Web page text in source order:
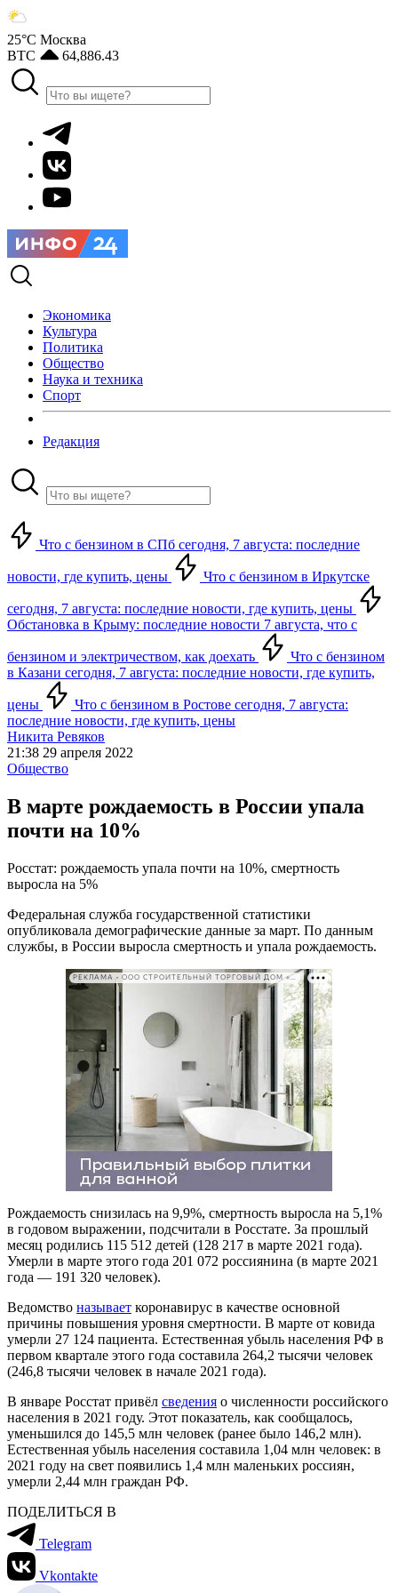
25°С Москва
BTC
64,886.43
Экономика
Культура
Политика
Общество
Наука и техника
Спорт
Редакция
Что с бензином в СПб сегодня, 7 августа: последние
новости, где купить, цены Что с бензином в Иркутске
сегодня, 7 августа: последние новости, где купить, цены
Обстановка в Крыму: последние новости 7 августа, что с
бензином и электричеством, как доехать
Что с бензином
в Казани сегодня, 7 августа: последние новости, где купить,
цены
Что с бензином в Ростове сегодня, 7 августа:
последние новости, где купить, цены
Никита Ревяков
21:38 29 апреля 2022
Общество
В марте рождаемость в России упала
почти на 10%
Росстат: рождаемость упала почти на 10%, смертность
выросла на 5%
Федеральная служба государственной статистики
опубликовала демографические данные за март. По данным
службы, в России выросла смертность и упала рождаемость.
РЕКЛАМА • ООО СТРОИТЕЛЬНЫЙ ТОРГОВЫЙ ДОМ «ПЕТРОВИЧ». ИНН: 7802348846
Рождаемость снизилась на 9,9%, смертность выросла на 5,1%
в годовом выражении, подсчитали в Росстате. За прошлый
месяц родились 115 512 детей (128 217 в марте 2021 года).
Умерли в марте этого года 201 072 россиянина (в марте 2021
года — 191 320 человек).
Ведомство называет коронавирус в качестве основной
причины повышения уровня смертности. В марте от ковида
умерли 27 124 пациента. Естественная убыль населения РФ в
первом квартале этого года составила 264,2 тысячи человек
(246,8 тысячи человек в начале 2021 года).
В январе Росстат привёл сведения о численности российского
населения в 2021 году. Этот показатель, как сообщалось,
уменьшился до 145,5 млн человек (ранее было 146,2 млн).
Естественная убыль населения составила 1,04 млн человек: в
2021 году на свет появились 1,4 млн маленьких россиян,
умерли 2,44 млн граждан РФ.
ПОДЕЛИТЬСЯ В
Telegram
Vkontakte